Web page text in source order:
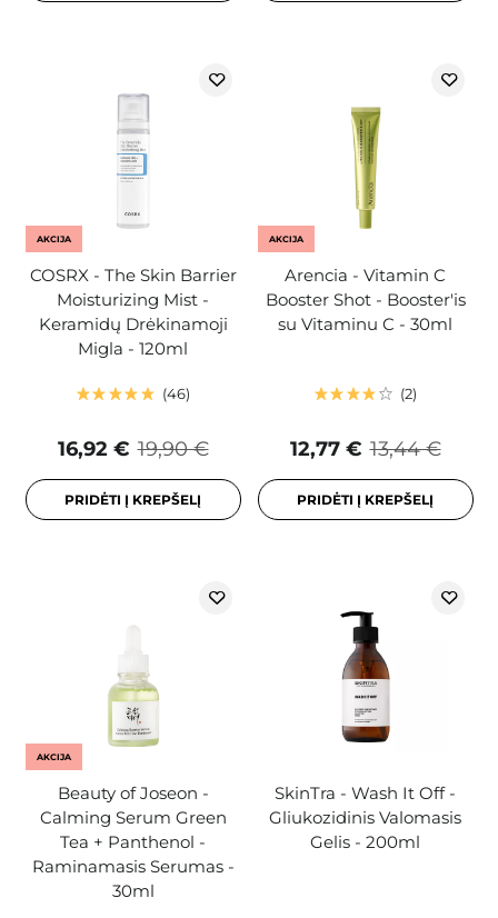
AKCIJA
COSRX - The Skin Barrier
Moisturizing Mist -
Keramidų Drėkinamoji
Migla - 120ml
46
19,90 €
16,92 €
PRIDĖTI Į KREPŠELĮ
AKCIJA
Arencia - Vitamin C
Booster Shot - Booster'is
su Vitaminu C - 30ml
2
13,44 €
12,77 €
PRIDĖTI Į KREPŠELĮ
AKCIJA
Beauty of Joseon -
Calming Serum Green
Tea + Panthenol -
Raminamasis Serumas -
30ml
SkinTra - Wash It Off -
Gliukozidinis Valomasis
Gelis - 200ml